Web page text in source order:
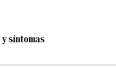
síntomas